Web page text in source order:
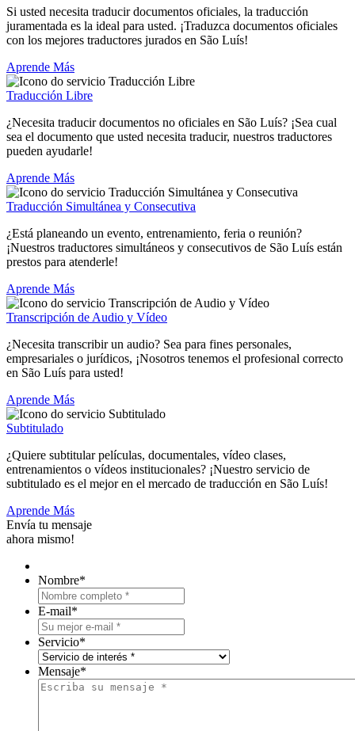
Si usted necesita traducir documentos oficiales, la traducción
juramentada es la ideal para usted. ¡Traduzca documentos oficiales
con los mejores traductores jurados en São Luís!
Aprende Más
Traducción Libre
¿Necesita traducir documentos no oficiales en São Luís? ¡Sea cual
sea el documento que usted necesita traducir, nuestros traductores
pueden ayudarle!
Aprende Más
Traducción Simultánea y Consecutiva
¿Está planeando un evento, entrenamiento, feria o reunión?
¡Nuestros traductores simultáneos y consecutivos de São Luís están
prestos para atenderle!
Aprende Más
Transcripción de Audio y Vídeo
¿Necesita transcribir un audio? Sea para fines personales,
empresariales o jurídicos, ¡Nosotros tenemos el profesional correcto
en São Luís para usted!
Aprende Más
Subtitulado
¿Quiere subtitular películas, documentales, vídeo clases,
entrenamientos o vídeos institucionales? ¡Nuestro servicio de
subtitulado es el mejor en el mercado de traducción en São Luís!
Aprende Más
Envía tu mensaje
ahora mismo!
Nombre*
E-mail*
Servicio*
Mensaje*